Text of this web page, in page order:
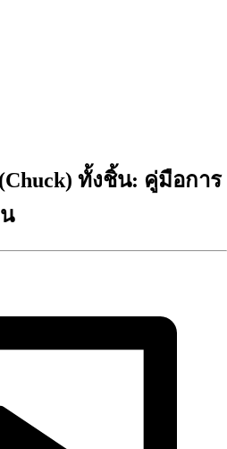
ทั้งชิ้น: คู่มือการ